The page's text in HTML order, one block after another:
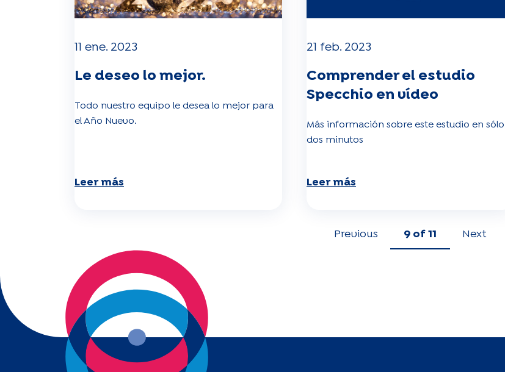
11 ene. 2023
Le deseo lo mejor.
Todo nuestro equipo le desea lo mejor para
el Año Nuevo.
Leer más
21 feb. 2023
Comprender el estudio
Specchio en vídeo
Más información sobre este estudio en sólo
dos minutos
Leer más
Previous 9 of 11 Next